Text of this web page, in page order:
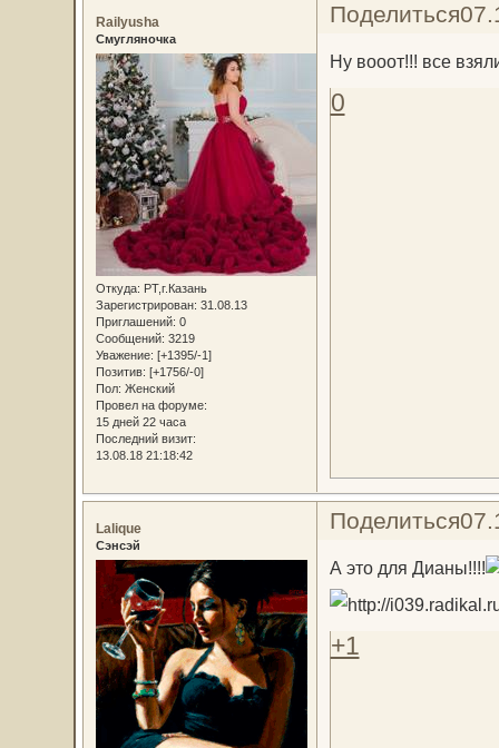
Поделиться
Railyusha
Смугляночка
Откуда: РТ,г.Казань
Зарегистрирован: 31.08.13
Приглашений: 0
Сообщений: 3219
Уважение: [+1395/-1]
Позитив: [+1756/-0]
Пол: Женский
Провел на форуме:
15 дней 22 часа
Последний визит:
13.08.18 21:18:42
Ну вооот!!! все
0
Поделиться
Lalique
Сэнсэй
А это для Дианы!!!!
+1